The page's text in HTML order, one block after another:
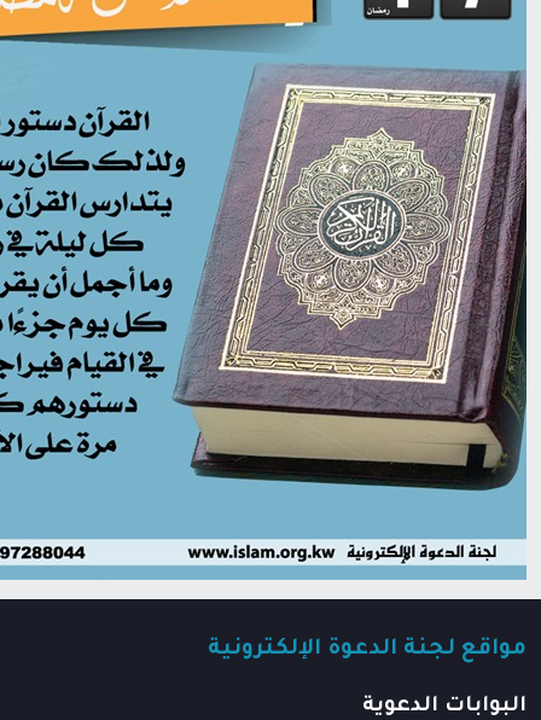
مواقع لجنة الدعوة الإلكترونية
البوابات الدعوية